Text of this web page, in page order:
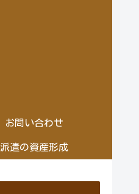
お問い合わせ
派遣の資産形成